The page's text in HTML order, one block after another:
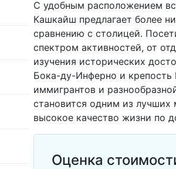
С удобным расположением
Кашкайш предлагает более
сравнению с столицей.
спектром активностей, от
изучения исторических
Бока-ду-Инферно и
иммигрантов и
становится одним из лучших
высокое качество жизни по
Оценка